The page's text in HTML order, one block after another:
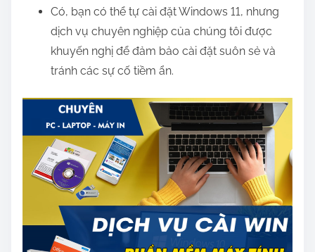
Có, bạn có thể tự cài đặt Windows 11, nhưng
dịch vụ chuyên nghiệp của chúng tôi được
khuyến nghị để đảm bảo cài đặt suôn sẻ và
tránh các sự cố tiềm ẩn.